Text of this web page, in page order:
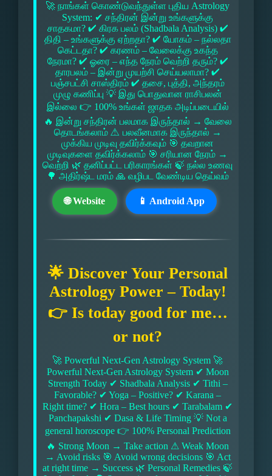
🚀 நாங்கள் கொண்டுவந்துள்ள புதிய Astrology
System: ✔ சந்திரன் இன்று உங்களுக்கு
சாதகமா? ✔ கிரக பலம் (Shadbala Analysis) ✔
திதி – உங்களுக்கு ஏற்றதா? ✔ யோகம் – நல்லதா
கெட்டதா? ✔ கரணம் – வேலைக்கு உகந்த
நேரமா? ✔ ஓரை – எந்த நேரம் வெற்றி தரும்? ✔
தாரபலம் – இன்று முயற்சி செய்யலாமா? ✔
பஞ்சபட்சி சாஸ்திரம் ✔ தசை, புத்தி, அந்தரம்
முழு கணிப்பு 💡 இது பொதுவான ராசிபலன்
இல்லை 👉 100% உங்கள் ஜாதக அடிப்படையில்
🔥 இன்று சந்திரன் பலமாக இருந்தால் → வேலை
தொடங்கலாம் ⚠ பலவீனமாக இருந்தால் →
முக்கிய முடிவு தவிர்க்கவும் 🎯 தவறான
முடிவுகளை தவிர்க்கலாம் 🎯 சரியான நேரம் →
வெற்றி 🌿 தனிப்பட்ட பரிகாரங்கள் 🍃 நல்ல உணவு
🌳 அதிர்ஷ்ட மரம் 🙏 வழிபட வேண்டிய தெய்வம்
🌐 Website 📱 Android App
🌟 Discover Your Personal
Astrology Power – Today!
👉 Is today good for me…
or not?
🚀 Powerful Next-Gen Astrology System 🚀
Powerful Next-Gen Astrology System ✔ Moon
Strength Today ✔ Shadbala Analysis ✔ Tithi –
Favorable? ✔ Yoga – Positive? ✔ Karana –
Right time? ✔ Hora – Best hours ✔ Tarabalam ✔
Panchapakshi ✔ Dasa & Life Timing 💡 Not a
general horoscope 👉 100% Personal Prediction
🔥 Strong Moon → Take action ⚠ Weak Moon
→ Avoid risks 🎯 Avoid wrong decisions 🎯 Act
at right time → Success 🌿 Personal Remedies 🍃